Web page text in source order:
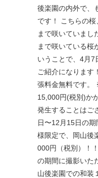
後楽園の内外で、
です！ こちらの
まで咲いていまし
まで咲いている桜
いうことで、4月7
ご紹介になりま
張料金無料です。
15,000円(税別)か
発生することはご
日〜12月15日の
様限定で、岡山後
000円（税別）！
の期間に撮影いた
山後楽園での和装